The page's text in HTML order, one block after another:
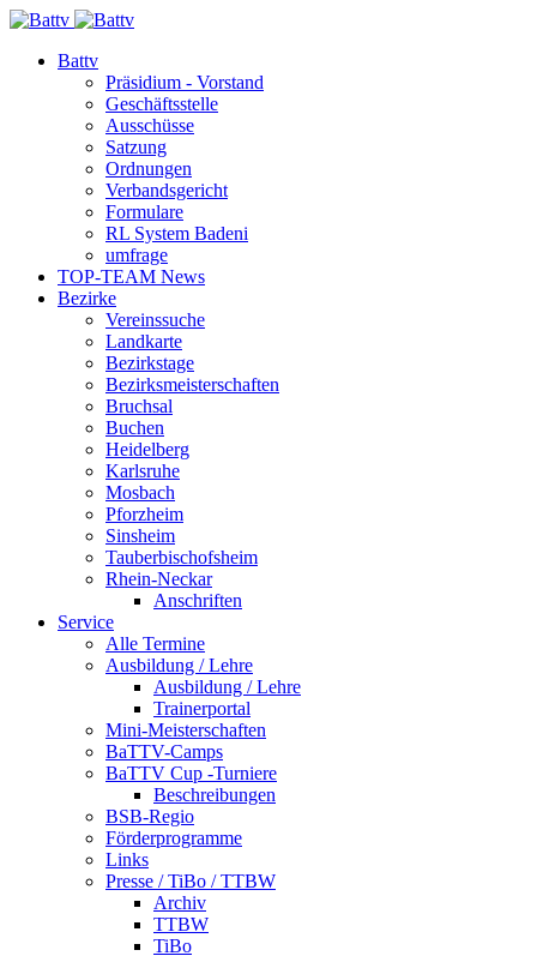
Battv
Präsidium - Vorstand
Geschäftsstelle
Ausschüsse
Satzung
Ordnungen
Verbandsgericht
Formulare
RL System Badeni
umfrage
TOP-TEAM News
Bezirke
Vereinssuche
Landkarte
Bezirkstage
Bezirksmeisterschaften
Bruchsal
Buchen
Heidelberg
Karlsruhe
Mosbach
Pforzheim
Sinsheim
Tauberbischofsheim
Rhein-Neckar
Anschriften
Service
Alle Termine
Ausbildung / Lehre
Ausbildung / Lehre
Trainerportal
Mini-Meisterschaften
BaTTV-Camps
BaTTV Cup -Turniere
Beschreibungen
BSB-Regio
Förderprogramme
Links
Presse / TiBo / TTBW
Archiv
TTBW
TiBo